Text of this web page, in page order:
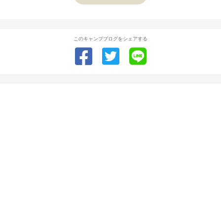
このキャンプブログをシェアする